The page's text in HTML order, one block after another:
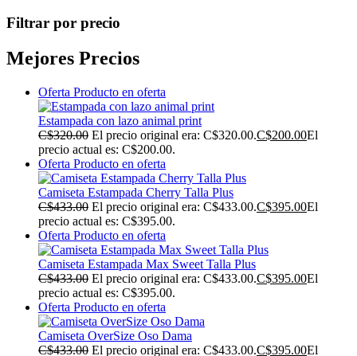
Filtrar por precio
Mejores Precios
Oferta Producto en oferta
Estampada con lazo animal print
C$320.00 El precio original era: C$320.00.C$200.00El
precio actual es: C$200.00.
Oferta Producto en oferta
Camiseta Estampada Cherry Talla Plus
C$433.00 El precio original era: C$433.00.C$395.00El
precio actual es: C$395.00.
Oferta Producto en oferta
Camiseta Estampada Max Sweet Talla Plus
C$433.00 El precio original era: C$433.00.C$395.00El
precio actual es: C$395.00.
Oferta Producto en oferta
Camiseta OverSize Oso Dama
C$433.00 El precio original era: C$433.00.C$395.00El